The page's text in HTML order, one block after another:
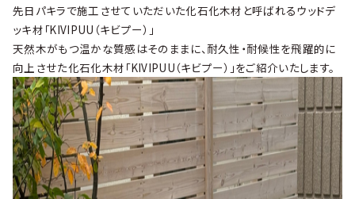
先日パキラで施工させていただいた化石化木材と呼ばれるウッドデ
ッキ材「KIVIPUU（キビプー）」
天然木がもつ温かな質感はそのままに、耐久性・耐候性を飛躍的に
向上させた化石化木材「KIVIPUU（キビプー）」をご紹介いたします。